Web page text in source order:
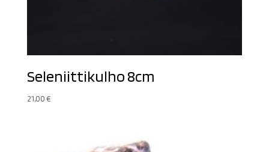
Seleniittikulho 8cm
21,00€